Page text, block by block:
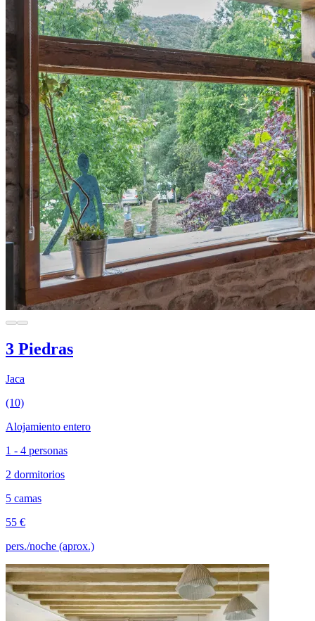
3 Piedras
Jaca
(10)
Alojamiento entero
1 - 4 personas
2 dormitorios
5 camas
55 €
pers./noche (aprox.)